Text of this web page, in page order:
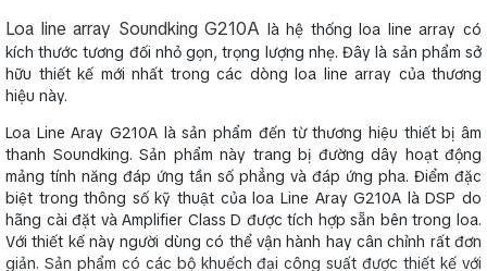
Loa line array Soundking G210A là hệ thống loa line array có
kích thước tương đối nhỏ gọn, trọng lượng nhẹ. Đây là sản phẩm sở
hữu thiết kế mới nhất trong các dòng loa line array của thương
hiệu này.
Loa Line Aray G210A là sản phẩm đến từ thương hiệu thiết bị âm
thanh Soundking. Sản phẩm này trang bị đường dây hoạt động
mảng tính năng đáp ứng tần số phẳng và đáp ứng pha. Điểm đặc
biệt trong thông số kỹ thuật của loa Line Aray G210A là DSP do
hãng cài đặt và Amplifier Class D được tích hợp sẵn bên trong loa.
Với thiết kế này người dùng có thể vận hành hay cân chỉnh rất đơn
giản. Sản phẩm có các bộ khuếch đại công suất được thiết kế với